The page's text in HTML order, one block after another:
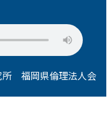
所 福岡県倫理法人会